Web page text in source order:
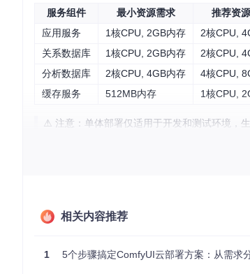
服务组件 最小资源需求 推荐资
应用服务
1核CPU, 2GB内存 2核CPU,
关系数据库
1核CPU, 2GB内存 2核CPU,
分析数据库
2核CPU, 4GB内存 4核CPU,
缓存服务
512MB内存 1核CPU,
⚠️ 注意：单体部署仅适用于开发和测试环境，
[ ] 确认各服务组件的资源需求总和不超过宿主机
[ ] 配置基础数据持久化卷
[ ] 验证所有端口映射正确无误
相关内容推荐
1 5个步骤搞定ComfyUI云部署方案：从需求